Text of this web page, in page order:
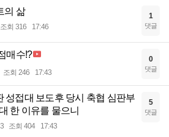
의 삶
조회 316 17:46
1
댓글
매수!?
조회 246 17:43
0
댓글
성접대 보도후 당시 축협 심판부
한 이유를 물으니
조회 404 17:43
5
댓글